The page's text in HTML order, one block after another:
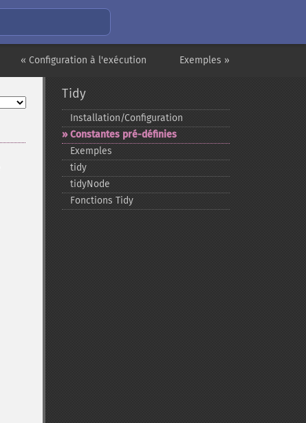
Exemples »
« Configuration à l'exécution
Tidy
Installation/Configuration
Constantes pré-​définies
Exemples
tidy
tidyNode
Fonctions Tidy